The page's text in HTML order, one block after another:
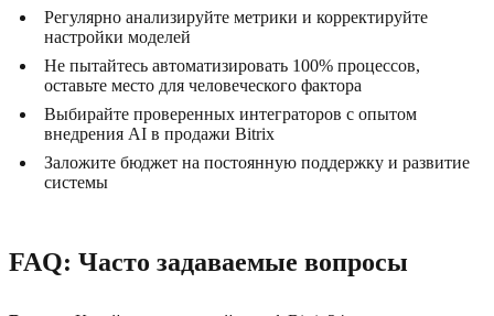
Регулярно анализируйте метрики и корректируйте
настройки моделей
Не пытайтесь автоматизировать 100% процессов,
оставьте место для человеческого фактора
Выбирайте проверенных интеграторов с опытом
внедрения AI в продажи Bitrix
Заложите бюджет на постоянную поддержку и развитие
системы
FAQ: Часто задаваемые вопросы